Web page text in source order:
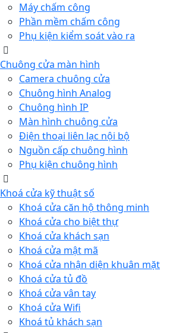
Máy chấm công
Phần mềm chấm công
Phụ kiện kiểm soát vào ra
Chuông cửa màn hình
Camera chuông cửa
Chuông hình Analog
Chuông hình IP
Màn hình chuông cửa
Điện thoại liên lạc nội bộ
Nguồn cấp chuông hình
Phụ kiện chuông hình
Khoá cửa kỹ thuật số
Khoá cửa căn hộ thông minh
Khoá cửa cho biệt thự
Khoá cửa khách sạn
Khoá cửa mật mã
Khoá cửa nhận diện khuân mặt
Khoá cửa tủ đồ
Khoá cửa vân tay
Khoá cửa Wifi
Khoá tủ khách sạn